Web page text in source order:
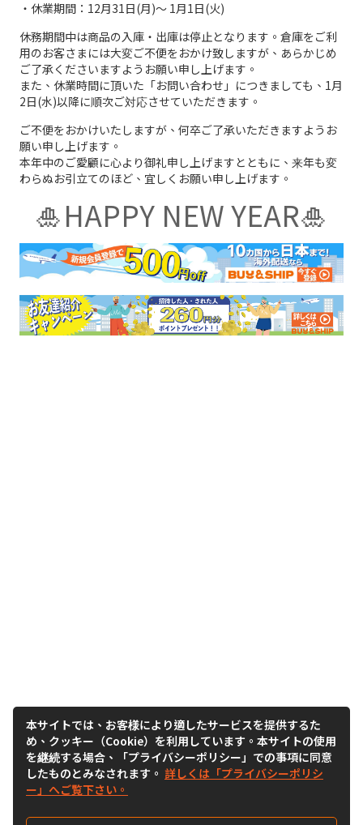
・休業期間：12月31日(月)～ 1月1日(火)
休務期間中は商品の入庫・出庫は停止となります。倉庫をご利
用のお客さまには大変ご不便をおかけ致しますが、あらかじめ
ご了承くださいますようお願い申し上げます。
また、休業時間に頂いた「お問い合わせ」につきましても、1月
2日(水)以降に順次ご対応させていただきます。
ご不便をおかけいたしますが、何卒ご了承いただきますようお
願い申し上げます。
本年中のご愛顧に心より御礼申し上げますとともに、来年も変
わらぬお引立てのほど、宜しくお願い申し上げます。
🎍HAPPY NEW YEAR🎍
本サイトでは、お客様により適したサービスを提供するた
め、クッキー（Cookie）を利用しています。本サイトの使用
を継続する場合、「プライバシーポリシー」での事項に同意
したものとみなされます。 詳しくは「プライバシーポリシ
ー」へご覧下さい。